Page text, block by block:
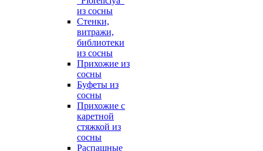
из сосны
Стенки,
витражи,
библиотеки
из сосны
Прихожие из
сосны
Буфеты из
сосны
Прихожие с
каретной
стяжкой из
сосны
Распашные